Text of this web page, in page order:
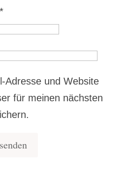
*
Adresse und Website
für meinen nächsten